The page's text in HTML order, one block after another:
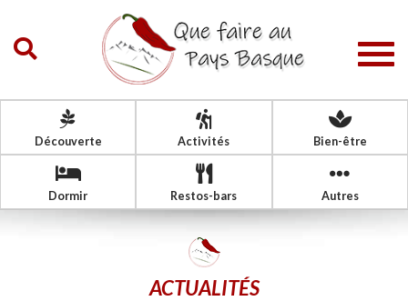
Découverte Activités Bien-être
Dormir Restos-bars Autres
ACTUALITÉS